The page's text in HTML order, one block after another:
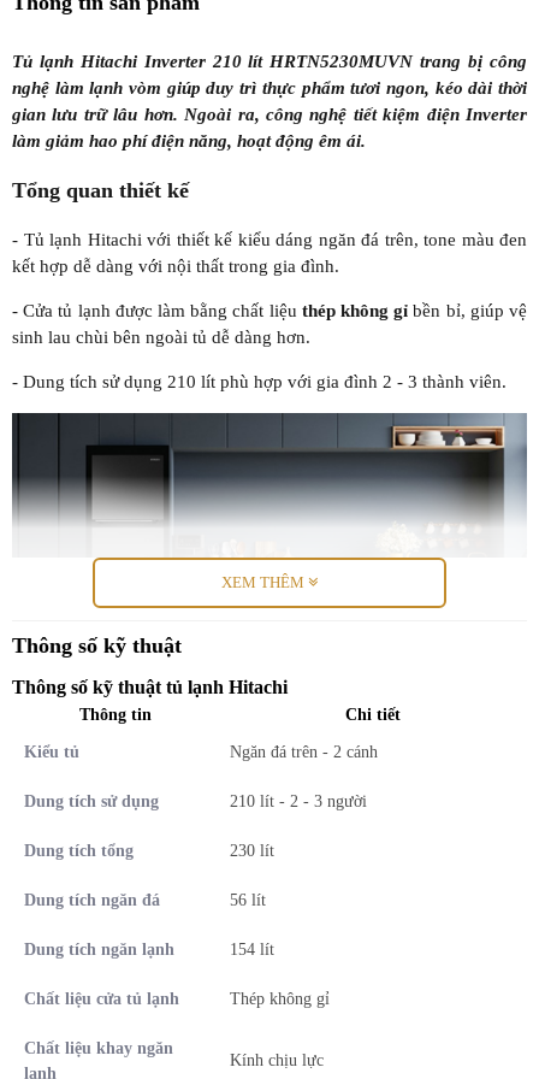
Tủ lạnh Hitachi Inverter 210 lít HRTN5230MUVN trang bị công
nghệ làm lạnh vòm giúp duy trì thực phẩm tươi ngon, kéo dài thời
gian lưu trữ lâu hơn. Ngoài ra, công nghệ tiết kiệm điện Inverter
làm giảm hao phí điện năng, hoạt động êm ái.
Tổng quan thiết kế
- Tủ lạnh Hitachi với thiết kế kiểu dáng ngăn đá trên, tone màu đen
kết hợp dễ dàng với nội thất trong gia đình.
- Cửa tủ lạnh được làm bằng chất liệu thép không gỉ bền bỉ, giúp vệ
sinh lau chùi bên ngoài tủ dễ dàng hơn.
- Dung tích sử dụng 210 lít phù hợp với gia đình 2 - 3 thành viên.
chứa giúp tiện lợi trong việc lưu trữ nhiều loại thực phẩm.
Ngăn đá
Dung tích sử dụng ngăn đá 56 lít, được chia thành 2 ngăn giúp dễ
2 ngày.
XEM THÊM
Thông số kỹ thuật
Thông số kỹ thuật tủ lạnh Hitachi
Thông tin Chi tiết
Kiểu tủ Ngăn đá trên - 2 cánh
Dung tích sử dụng 210 lít - 2 - 3 người
Dung tích tổng 230 lít
Dung tích ngăn đá 56 lít
Dung tích ngăn lạnh 154 lít
Chất liệu cửa tủ lạnh Thép không gỉ
Chất liệu khay ngăn
lạnh
Kính chịu lực